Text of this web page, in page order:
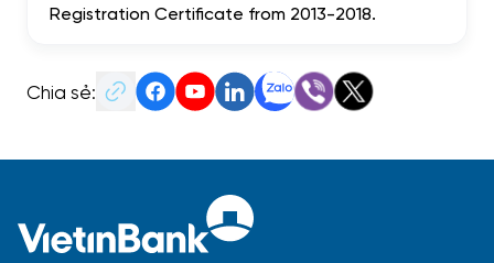
Registration Certificate from 2013-2018.
Chia sẻ: